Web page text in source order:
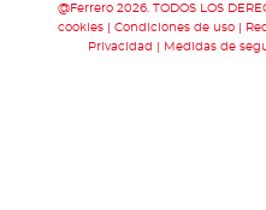
@Ferrero 2026. TODOS LOS
cookies
Condiciones de uso
Privacidad
Medidas de